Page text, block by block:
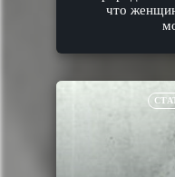
что